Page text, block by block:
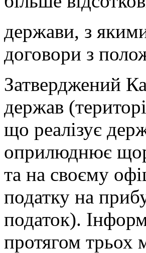
держави, з
договори з
Затверджений
держав
що реалізує
оприлюднює
та на своєму
податку на
податок).
протягом трьох